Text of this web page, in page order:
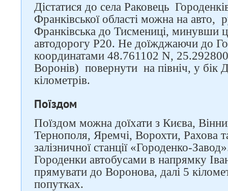
Дістатися до села Раковець
Франківської області можна на авто,
Франківська до Тисмениці, минувши
автодорогу Р20. Не доїжджаючи до
координатами 48.761102 N,
Воронів) повернути на північ, у бік
кілометрів.
Поїздом
Поїздом можна доїхати з Києва,
Тернополя, Яремчі, Ворохти, Рахова
залізничної станції «Городенко-
Городенки автобусами в напрямку
прямувати до Воронова, далі 5
попутках.